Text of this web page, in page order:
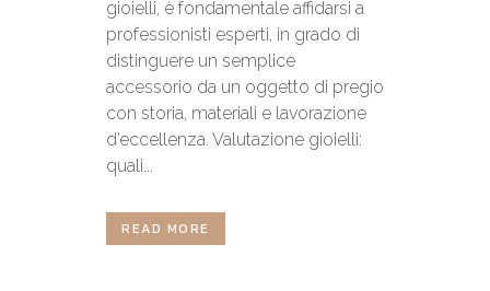
gioielli, è fondamentale affidarsi a
professionisti esperti, in grado di
distinguere un semplice
accessorio da un oggetto di pregio
con storia, materiali e lavorazione
d’eccellenza. Valutazione gioielli:
quali...
READ MORE